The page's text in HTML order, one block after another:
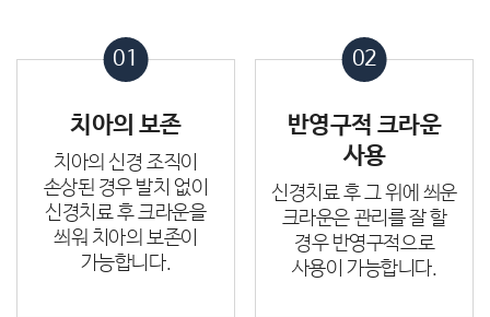
01
치아의 보존
치아의 신경 조직이
손상된 경우 발치 없이
신경치료 후크라운을
씌워 치아의 보존이
가능합니다.
02
반영구적 크라운
사용
신경치료 후 그 위에 씌운
크라운은 관리를 잘 할
경우 반영구적으로
사용이 가능합니다.